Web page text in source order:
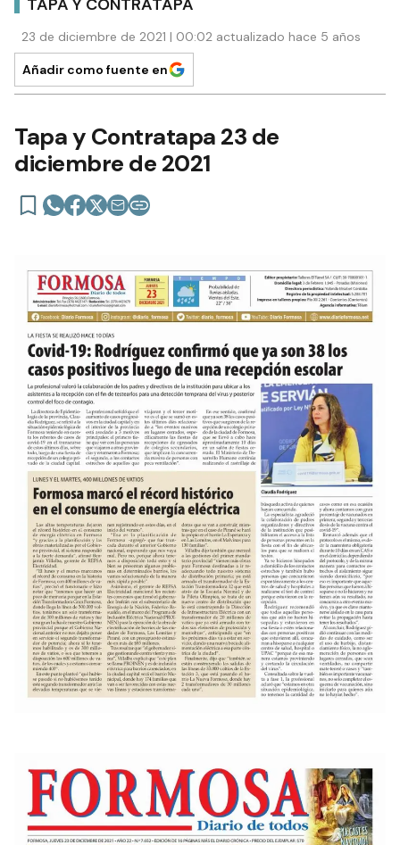
TAPA Y CONTRATAPA
23 de diciembre de 2021 | 00:02 actualizado hace 5 años
Añadir como fuente en
Tapa y Contratapa 23 de
diciembre de 2021